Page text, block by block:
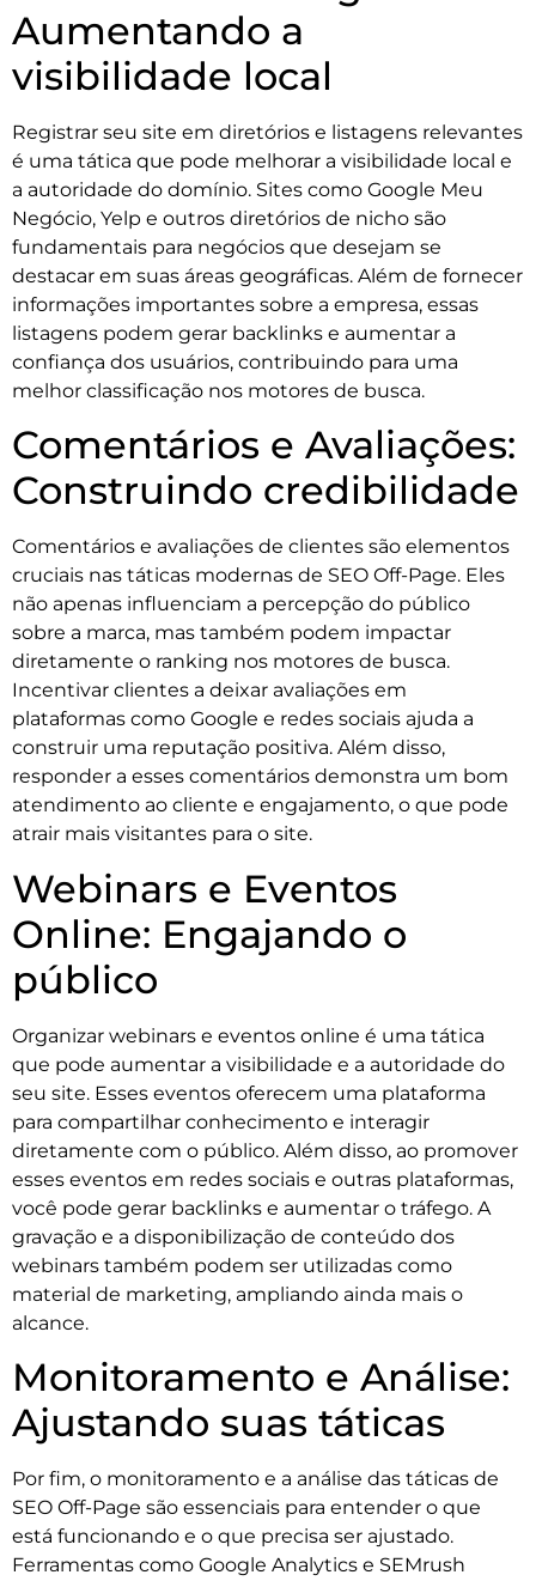
Aumentando a
visibilidade local
Registrar seu site em diretórios e listagens relevantes
é uma tática que pode melhorar a visibilidade local e
a autoridade do domínio. Sites como Google Meu
Negócio, Yelp e outros diretórios de nicho são
fundamentais para negócios que desejam se
destacar em suas áreas geográficas. Além de fornecer
informações importantes sobre a empresa, essas
listagens podem gerar backlinks e aumentar a
confiança dos usuários, contribuindo para uma
melhor classificação nos motores de busca.
Comentários e Avaliações:
Construindo credibilidade
Comentários e avaliações de clientes são elementos
cruciais nas táticas modernas de SEO Off-Page. Eles
não apenas influenciam a percepção do público
sobre a marca, mas também podem impactar
diretamente o ranking nos motores de busca.
Incentivar clientes a deixar avaliações em
plataformas como Google e redes sociais ajuda a
construir uma reputação positiva. Além disso,
responder a esses comentários demonstra um bom
atendimento ao cliente e engajamento, o que pode
atrair mais visitantes para o site.
Webinars e Eventos
Online: Engajando o
público
Organizar webinars e eventos online é uma tática
que pode aumentar a visibilidade e a autoridade do
seu site. Esses eventos oferecem uma plataforma
para compartilhar conhecimento e interagir
diretamente com o público. Além disso, ao promover
esses eventos em redes sociais e outras plataformas,
você pode gerar backlinks e aumentar o tráfego. A
gravação e a disponibilização de conteúdo dos
webinars também podem ser utilizadas como
material de marketing, ampliando ainda mais o
alcance.
Monitoramento e Análise:
Ajustando suas táticas
Por fim, o monitoramento e a análise das táticas de
SEO Off-Page são essenciais para entender o que
está funcionando e o que precisa ser ajustado.
Ferramentas como Google Analytics e SEMrush